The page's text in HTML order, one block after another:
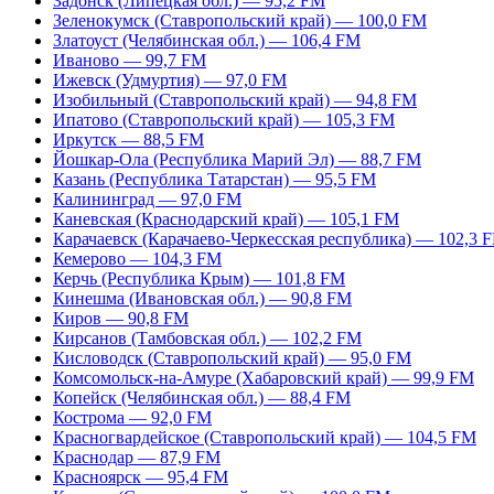
Зеленокумск (Ставропольский край) — 100,0 FM
Златоуст (Челябинская обл.) — 106,4 FM
Иваново — 99,7 FM
Ижевск (Удмуртия) — 97,0 FM
Изобильный (Ставропольский край) — 94,8 FM
Ипатово (Ставропольский край) — 105,3 FM
Иркутск — 88,5 FM
Йошкар-Ола (Республика Марий Эл) — 88,7 FM
Казань (Республика Татарстан) — 95,5 FM
Калининград — 97,0 FM
Каневская (Краснодарский край) — 105,1 FM
Карачаевск (Карачаево-Черкесская республика) — 102,3
Кемерово — 104,3 FM
Керчь (Республика Крым) — 101,8 FM
Кинешма (Ивановская обл.) — 90,8 FM
Киров — 90,8 FM
Кирсанов (Тамбовская обл.) — 102,2 FM
Кисловодск (Ставропольский край) — 95,0 FM
Комсомольск-на-Амуре (Хабаровский край) — 99,9 FM
Копейск (Челябинская обл.) — 88,4 FM
Кострома — 92,0 FM
Красногвардейское (Ставропольский край) — 104,5 FM
Краснодар — 87,9 FM
Красноярск — 95,4 FM